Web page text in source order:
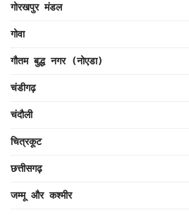
गोरखपुर मंडल
गोवा
गौतम बुद्ध नगर (नोएडा)
चंडीगढ़
चंदौली
चित्रकूट
छत्तीसगढ़
जम्मू और कश्मीर